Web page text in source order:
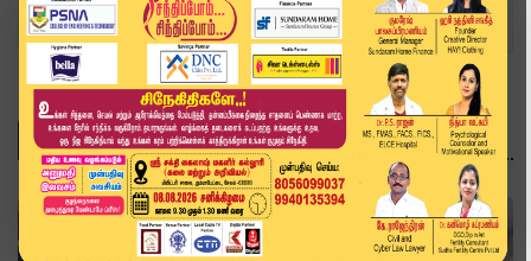
Home Topics